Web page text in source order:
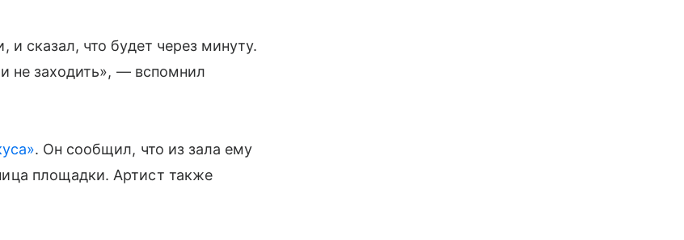
сказал, что будет через минуту.
не заходить», — вспомнил
. Он сообщил, что из зала ему
площадки. Артист также